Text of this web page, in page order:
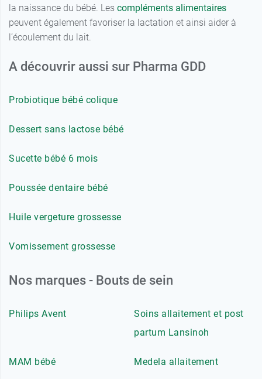
la naissance du bébé. Les compléments alimentaires
peuvent également favoriser la lactation et ainsi aider à
l’écoulement du lait.
A découvrir aussi sur Pharma GDD
Probiotique bébé colique
Dessert sans lactose bébé
Sucette bébé 6 mois
Poussée dentaire bébé
Huile vergeture grossesse
Vomissement grossesse
Nos marques - Bouts de sein
Philips Avent
Soins allaitement et post
partum Lansinoh
MAM bébé Medela allaitement